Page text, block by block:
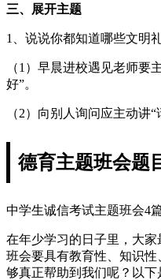
三、展开主题
1、说说你都知道哪些文明
（1）早晨进校遇见老师要
好”。
（2）向别人询问应主动讲“
德育主题班会题
中学生诚信考试主题班会4
在年少学习的日子里，大
班会要具有教育性、知识
够真正帮助到我们呢？以